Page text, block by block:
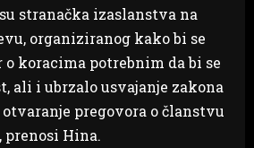
stranačka izaslanstva na
organiziranog kako bi se
o koracima potrebnim da bi se
ali i ubrzalo usvajanje zakona
pregovora o članstvu
prenosi Hina.